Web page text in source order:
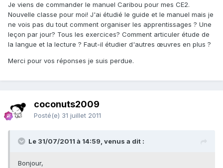
Je viens de commander le manuel Caribou pour mes CE2.
Nouvelle classe pour moi! J'ai étudié le guide et le manuel mais je
ne vois pas du tout comment organiser les apprentissages ? Une
leçon par jour? Tous les exercices? Comment articuler étude de
la langue et la lecture ? Faut-il étudier d'autres œuvres en plus ?
Merci pour vos réponses je suis perdue.
coconuts2009
Posté(e) 31 juillet 2011
Le 31/07/2011 à 14:59, venus a dit :
Bonjour,